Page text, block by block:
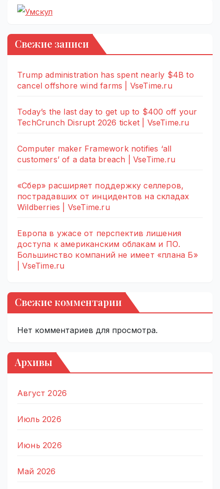
Свежие записи
Trump administration has spent nearly $4B to
cancel offshore wind farms | VseTime.ru
Today’s the last day to get up to $400 off your
TechCrunch Disrupt 2026 ticket | VseTime.ru
Computer maker Framework notifies ‘all
customers’ of a data breach | VseTime.ru
«Сбер» расширяет поддержку селлеров,
пострадавших от инцидентов на складах
Wildberries | VseTime.ru
Европа в ужасе от перспектив лишения
доступа к американским облакам и ПО.
Большинство компаний не имеет «плана Б»
| VseTime.ru
Свежие комментарии
Нет комментариев для просмотра.
Архивы
Август 2026
Июль 2026
Июнь 2026
Май 2026